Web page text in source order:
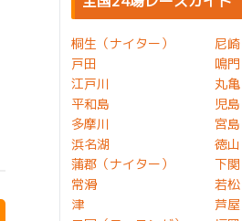
桐生（ナイター）
戸田
江戸川
平和島
多摩川
浜名湖
蒲郡（ナイター）
常滑
津
尼崎
鳴
丸
児島
宮島
徳山
下関
若松
芦屋